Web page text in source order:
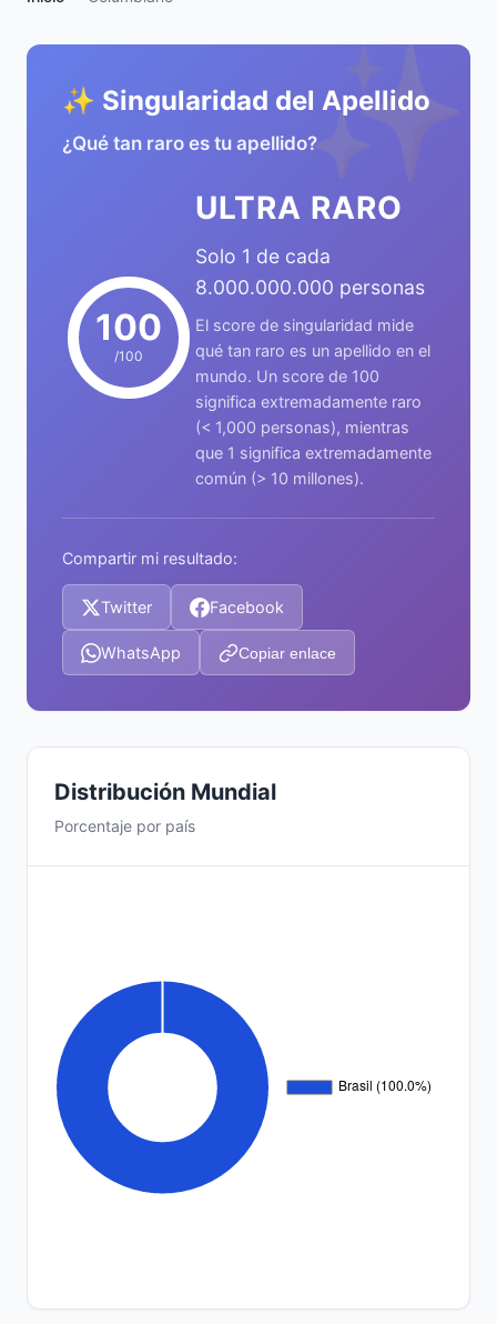
✨
✨ Singularidad del Apellido
¿Qué tan raro es tu apellido?
100
/100
ULTRA RARO
Solo 1 de cada
8.000.000.000 personas
El score de singularidad mide
qué tan raro es un apellido en el
mundo. Un score de 100
significa extremadamente raro
(< 1,000 personas), mientras
que 1 significa extremadamente
común (> 10 millones).
Compartir mi resultado:
Twitter Facebook
WhatsApp Copiar enlace
Distribución Mundial
Porcentaje por país